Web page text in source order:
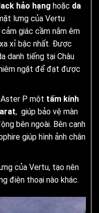
hảo hạng hoặc da
lưng của Vertu
giác cầm nắm êm
xỉ bậc nhất. Được
danh tiếng tại Châu
ngặt để đạt được
P một tấm kính
, giúp bảo vệ màn
bên ngoài. Bên cạnh
giúp hình ảnh chân
của Vertu, tạo nên
điện thoại nào khác.